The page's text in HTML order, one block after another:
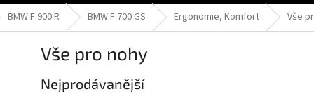
BMW F 900 R BMW F 700 GS Ergonomie, Komfort Vše
Vše pro nohy
Nejprodávanější